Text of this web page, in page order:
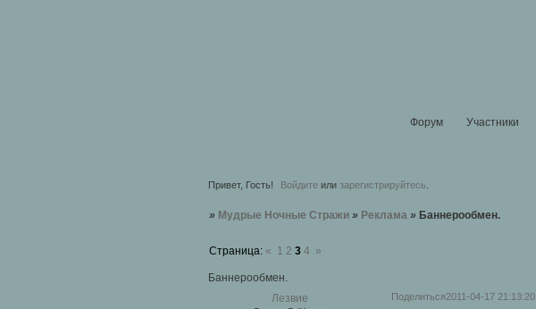
Форум Участники
Привет, Гость! Войдите или зарегистрируйтесь.
» Мудрые Ночные Стражи » Реклама » Баннерообмен.
Баннерообмен.
Страница: « 1 2 3 4 »
Поделиться2011-04-17 21:13:20
Лезвие